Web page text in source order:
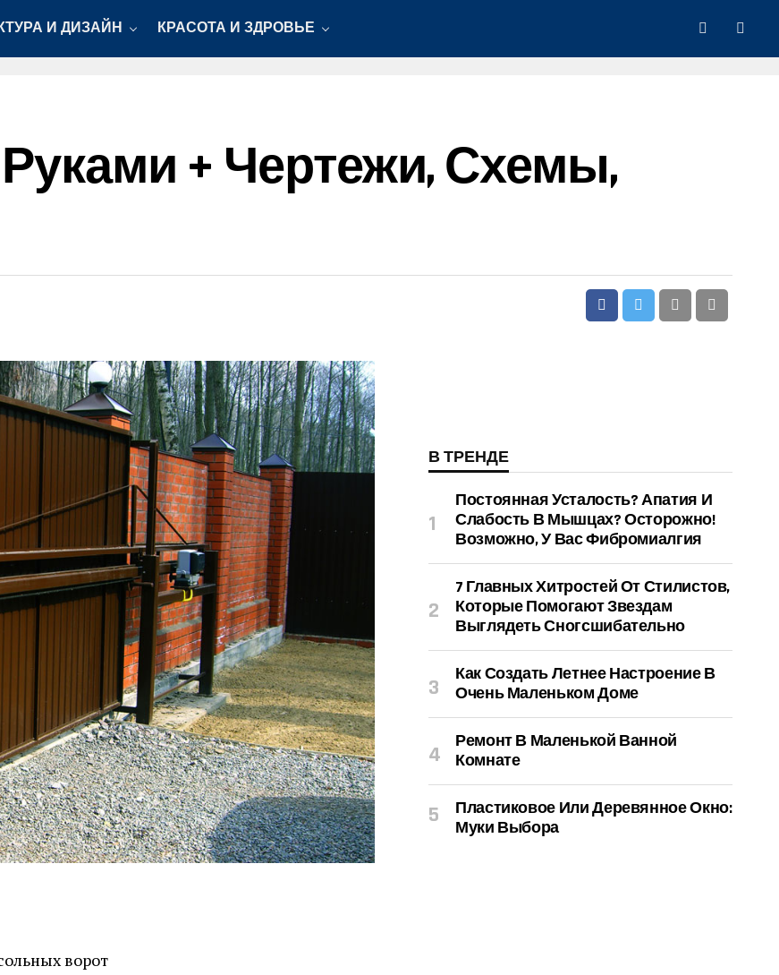
И ДИЗАЙН КРАСОТА И ЗДРОВЬЕ
+ Чертежи, Схемы,
ворот
В ТРЕНДЕ
Постоянная Усталость? Апатия И
Слабость В Мышцах? Осторожно!
Возможно, У Вас Фибромиалгия
7 Главных Хитростей От Стилистов,
Которые Помогают Звездам
Выглядеть Сногсшибательно
Как Создать Летнее Настроение В
Очень Маленьком Доме
Ремонт В Маленькой Ванной
Комнате
Пластиковое Или Деревянное Окно:
Муки Выбора